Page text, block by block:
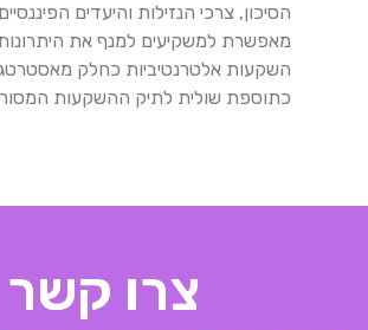
הסיכון, צרכי הנזילות והיעדים
מאפשרת למשקיעים למנף את היתרונות
השקעות אלטרנטיביות כחלק
כתוספת שולית לתיק ההשקעות
צרו קשר